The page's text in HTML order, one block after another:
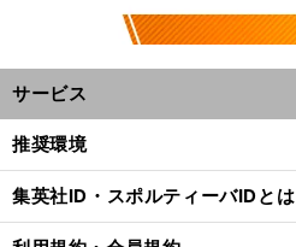
サービス
推奨環境
集英社ID・スポルティーバIDとは